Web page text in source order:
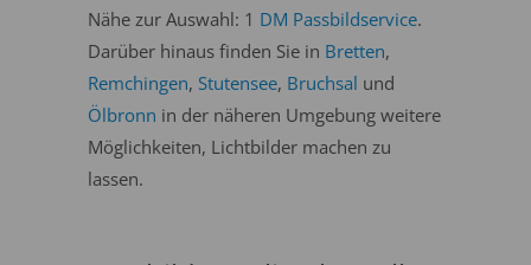
Nähe zur Auswahl: 1 DM Passbildservice.
Darüber hinaus finden Sie in Bretten,
Remchingen, Stutensee, Bruchsal und
Ölbronn in der näheren Umgebung weitere
Möglichkeiten, Lichtbilder machen zu
lassen.